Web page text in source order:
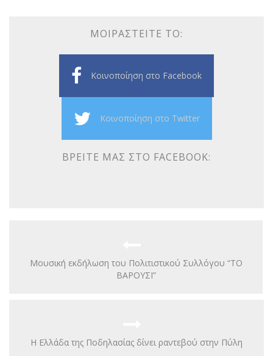
ΜΟΙΡΑΣΤΕΊΤΕ ΤΟ:
Κοινοποίηση στο Facebook
Κοινοποίηση στο Twitter
ΒΡΕΊΤΕ ΜΑΣ ΣΤΟ FACEBOOK:
Μουσική εκδήλωση του Πολιτιστικού Συλλόγου “ΤΟ
ΒΑΡΟΥΣΙ”
Η Ελλάδα της Ποδηλασίας δίνει ραντεβού στην Πύλη